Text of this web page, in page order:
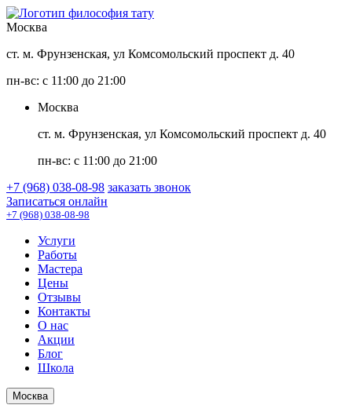
Москва
ст. м. Фрунзенская, ул Комсомольский проспект д. 40
пн-вс: с 11:00 до 21:00
Москва
ст. м. Фрунзенская, ул Комсомольский проспект д. 40
пн-вс: с 11:00 до 21:00
+7 (968) 038-08-98 заказать звонок
Записаться онлайн
+7 (968) 038-08-98
Услуги
Работы
Мастера
Цены
Отзывы
Контакты
О нас
Акции
Блог
Школа
Москва